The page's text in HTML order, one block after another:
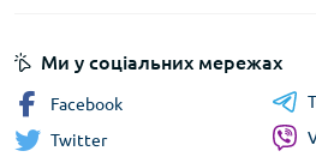
Ми у соціальних мережах
Facebook
Twitter